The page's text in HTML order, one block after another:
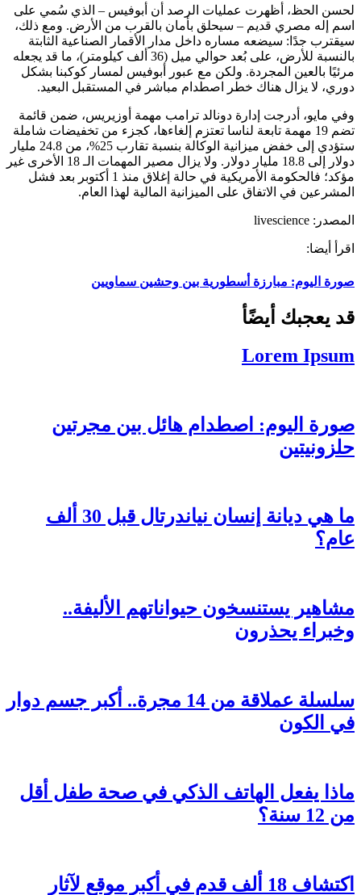
لحسن الحظ، أظهرت عمليات الرصد أن أبوفيس – الذي سُمي على
اسم إله مصري قديم – سيحلق بأمان بالقرب من الأرض. ومع ذلك،
سيقترب جدًا: سيضعه مساره داخل مدار الأقمار الصناعية الثابتة
بالنسبة للأرض، على بُعد حوالي ميل (36 ألف كيلومتر)، ما قد يجعله
مرئيًا بالعين المجردة. ولكن مع عبور أبوفيس لمسار كوكبنا بشكل
دوري، لا يزال هناك خطر اصطدام مباشر في المستقبل البعيد.
وفي مايو، أدرجت إدارة دونالد ترامب مهمة أوزيريس، ضمن قائمة
تضم 19 مهمة تابعة لناسا تعتزم إلغاءها، كجزء من تخفيضات شاملة
ستؤدي إلى خفض ميزانية الوكالة بنسبة تقارب 25%، من 24.8 مليار
دولار إلى 18.8 مليار دولار. ولا يزال مصير المهمات الـ 18 الأخرى غير
مؤكد؛ فالحكومة الأمريكية في حالة إغلاق منذ 1 أكتوبر بعد فشل
المشرعين في الاتفاق على الميزانية المالية لهذا العام.
المصدر: livescience
اقرأ أيضا:
صورة اليوم: مبارزة أسطورية بين وحشين سماويين
قد يعجبك أيضًأ
Lorem Ipsum
صورة اليوم: اصطدام هائل بين مجرتين
حلزونيتين
ما هي ديانة إنسان نياندرتال قبل 30 ألف
عام؟
مشاهير يستنسخون حيواناتهم الأليفة..
وخبراء يحذرون
سلسلة عملاقة من 14 مجرة..​​ أكبر جسم دوار
في الكون
ماذا يفعل الهاتف الذكي في صحة طفل أقل
من 12 سنة؟
اكتشاف 18 ألف قدم في أكبر موقع لآثار